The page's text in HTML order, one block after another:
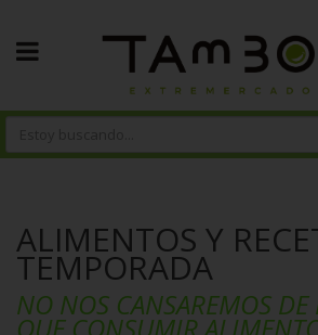
ALIMENTOS Y
TEMPORADA
NO NOS CANSAREMOS DE